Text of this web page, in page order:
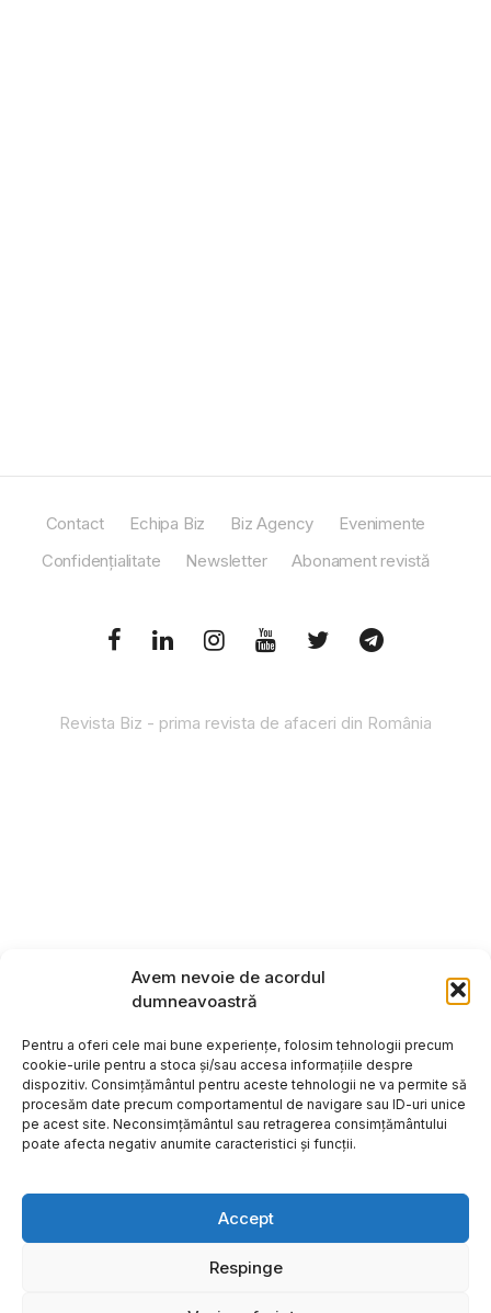
Avem nevoie de acordul
dumneavoastră
Pentru a oferi cele mai bune experiențe, folosim tehnologii precum
cookie-urile pentru a stoca și/sau accesa informațiile despre
dispozitiv. Consimțământul pentru aceste tehnologii ne va permite să
procesăm date precum comportamentul de navigare sau ID-uri unice
pe acest site. Neconsimțământul sau retragerea consimțământului
poate afecta negativ anumite caracteristici și funcții.
Accept
Respinge
Contact Echipa Biz Biz Agency
Evenimente
Confidențialitate
Newsletter Abonament revistă
Revista Biz - prima revista de afaceri din România
Copyright ©2026